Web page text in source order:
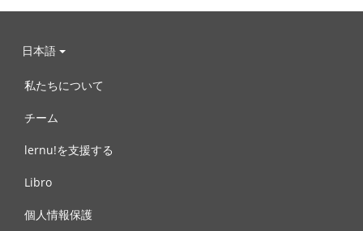
日本語
私たちについて
チーム
lernu!を支援する
Libro
個人情報保護